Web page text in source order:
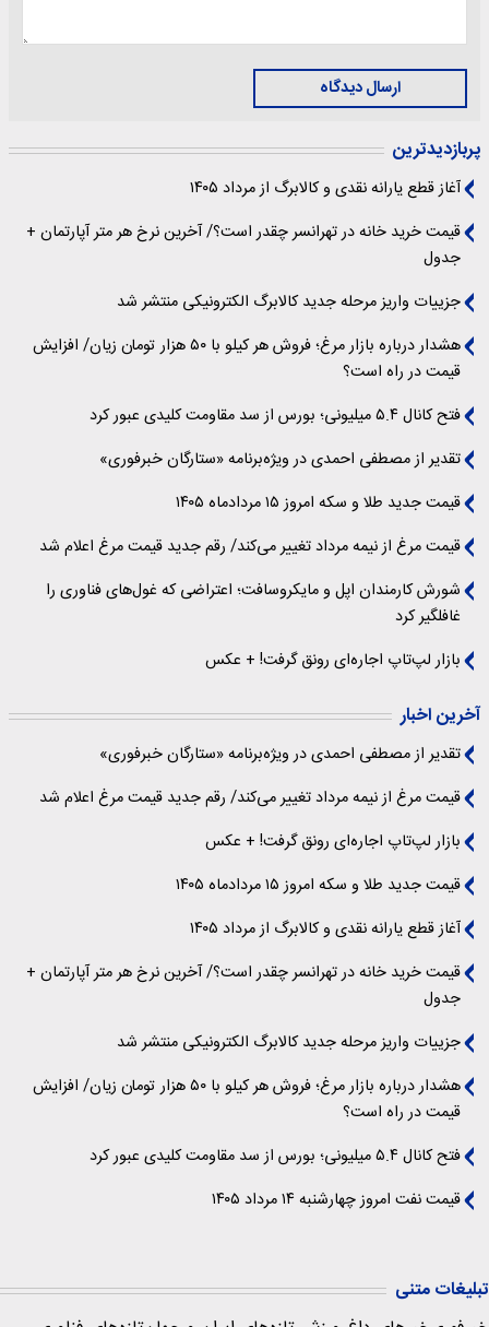
ارسال دیدگاه
پربازدیدترین
آغاز قطع یارانه نقدی و کالابرگ از مرداد ۱۴۰۵
قیمت خرید خانه در تهرانسر چقدر است؟/ آخرین نرخ هر متر آپارتمان +
جدول
جزییات واریز مرحله جدید کالابرگ الکترونیکی منتشر شد
هشدار درباره بازار مرغ؛ فروش هر کیلو با ۵۰ هزار تومان زیان/ افزایش
قیمت در راه است؟
فتح کانال ۵.۴ میلیونی؛ بورس از سد مقاومت کلیدی عبور کرد
تقدیر از مصطفی احمدی در ویژه‌برنامه «ستارگان خبرفوری»
قیمت جدید طلا و سکه امروز ۱۵ مردادماه ۱۴۰۵
قیمت مرغ از نیمه مرداد تغییر می‌کند/ رقم جدید قیمت مرغ اعلام شد
شورش کارمندان اپل و مایکروسافت؛ اعتراضی که غول‌های فناوری را
غافلگیر کرد
بازار لپ‌تاپ اجاره‌ای رونق گرفت! + عکس
آخرین اخبار
تقدیر از مصطفی احمدی در ویژه‌برنامه «ستارگان خبرفوری»
قیمت مرغ از نیمه مرداد تغییر می‌کند/ رقم جدید قیمت مرغ اعلام شد
بازار لپ‌تاپ اجاره‌ای رونق گرفت! + عکس
قیمت جدید طلا و سکه امروز ۱۵ مردادماه ۱۴۰۵
آغاز قطع یارانه نقدی و کالابرگ از مرداد ۱۴۰۵
قیمت خرید خانه در تهرانسر چقدر است؟/ آخرین نرخ هر متر آپارتمان +
جدول
جزییات واریز مرحله جدید کالابرگ الکترونیکی منتشر شد
هشدار درباره بازار مرغ؛ فروش هر کیلو با ۵۰ هزار تومان زیان/ افزایش
قیمت در راه است؟
فتح کانال ۵.۴ میلیونی؛ بورس از سد مقاومت کلیدی عبور کرد
قیمت نفت امروز چهارشنبه ۱۴ مرداد ۱۴۰۵
تبلیغات متنی